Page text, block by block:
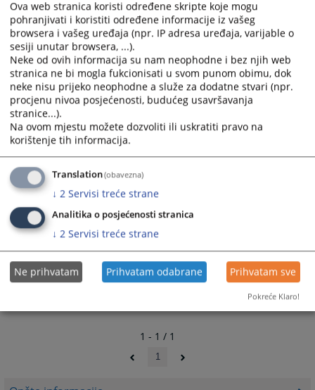
calendar
and
select
a
date.
Press
the
question
mark
key
to
get
the
keyboard
shortcuts
for
changing
dates.
calendar
and
select
a
date.
Press
question
mark
key
to
get
keyboard
shortcuts
for
changing
dates.
1 - 1 / 1
1
Ova web stranica koristi određene skripte koje mogu
pohranjivati i koristiti određene informacije iz vašeg
browsera i vašeg uređaja (npr. IP adresa uređaja, varijable o
sesiji unutar browsera, ...).
Neke od ovih informacija su nam neophodne i bez njih web
stranica ne bi mogla fukcionisati u svom punom obimu, dok
neke nisu prijeko neophodne a služe za dodatne stvari (npr.
procjenu nivoa posjećenosti, budućeg usavršavanja
stranice...).
Na ovom mjestu možete dozvoliti ili uskratiti pravo na
korištenje tih informacija.
Translation(obavezna)
↓ 2 Servisi treće strane
Analitika o posjećenosti stranica
↓ 2 Servisi treće strane
Ne prihvatam Prihvatam odabrane Prihvatam sve
Pokreće Klaro!